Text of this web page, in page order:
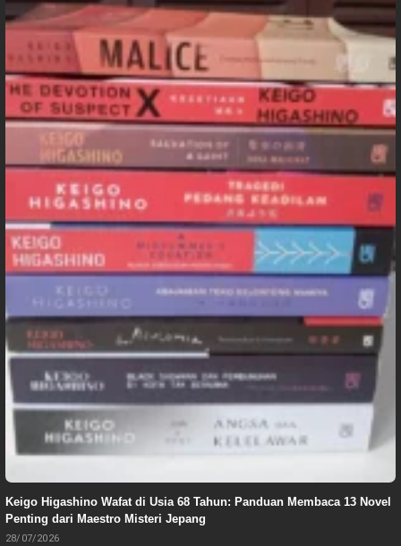
Keigo Higashino Wafat di Usia 68 Tahun: Panduan Membaca 13 Novel
Penting dari Maestro Misteri Jepang
28/07/2026